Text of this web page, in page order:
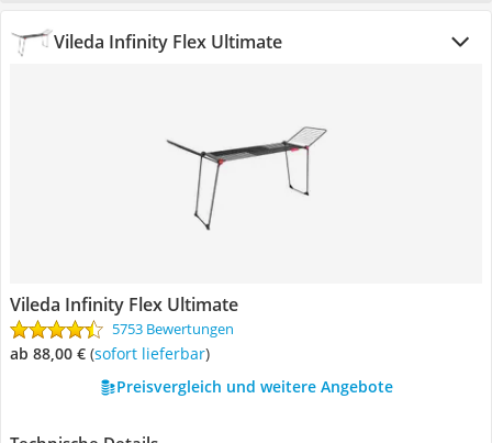
Vileda Infinity Flex Ultimate
Vileda Infinity Flex Ultimate
5753 Bewertungen
ab 88,00 € ( Sofort lieferbar)
Preisvergleich und weitere Angebote